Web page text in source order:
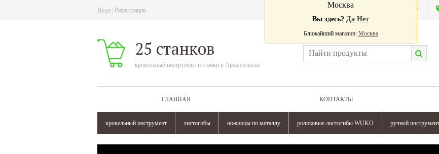
Вход Регистрация
25 станков
кровельный инструмент и станки в Архангельске
ГЛАВНАЯ КОНТАКТЫ
кровельный инструмент листогибы ножницы по металлу роликовые листогибы WUKO ручной инструмент
Москва
Вы здесь? Да Нет
Ближайший магазин: Москва